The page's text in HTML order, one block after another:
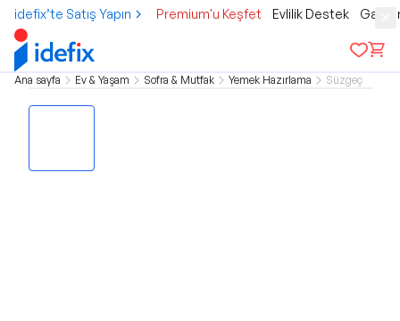
idefix’te Satış Yapın Premium'u Keşfet Evlilik Destek
Ana sayfa Ev & Yaşam Sofra & Mutfak Yemek Hazırlama Süzgeç